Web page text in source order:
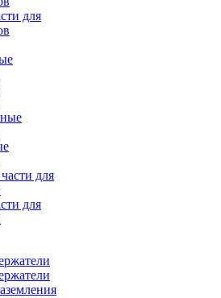
для
для